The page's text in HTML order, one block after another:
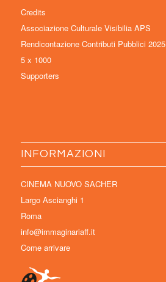
Credits
Associazione Culturale Visibilia APS
Rendicontazione Contributi Pubblici 2025
5 x 1000
Supporters
INFORMAZIONI
CINEMA NUOVO SACHER
Largo Ascianghi 1
Roma
info@immaginariaff.it
Come arrivare